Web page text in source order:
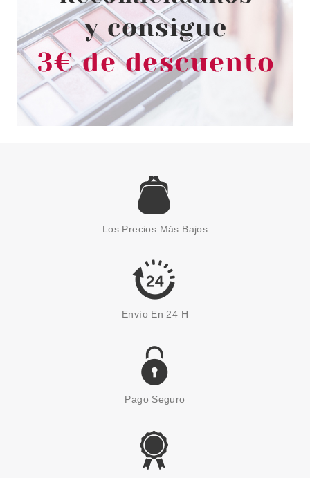
ANNE MOLLER
ANNE MOLLER CREMA MANOS
ANTIEDAD 100 ML
5.90€
ANNE MOLLER
Los Precios Más Bajos
Envío En 24 H
Pago Seguro